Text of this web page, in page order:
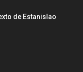
de Estanislao